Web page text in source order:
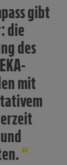
gibt
die
des
mit